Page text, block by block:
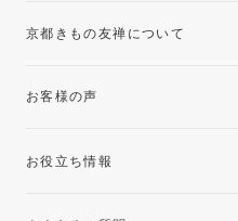
京都きもの友禅について
お客様の声
お役立ち情報